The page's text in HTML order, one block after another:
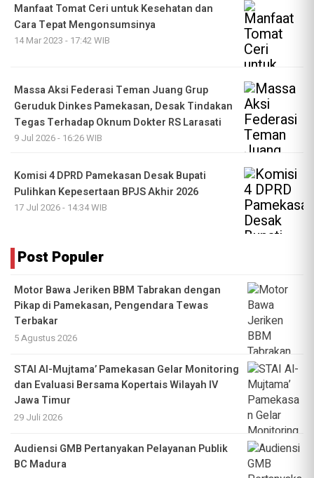
Manfaat Tomat Ceri untuk Kesehatan dan
Cara Tepat Mengonsumsinya
14 Mar 2023 - 17:42 WIB
Massa Aksi Federasi Teman Juang Grup
Geruduk Dinkes Pamekasan, Desak Tindakan
Tegas Terhadap Oknum Dokter RS Larasati
9 Jul 2026 - 16:26 WIB
Komisi 4 DPRD Pamekasan Desak Bupati
Pulihkan Kepesertaan BPJS Akhir 2026
17 Jul 2026 - 14:34 WIB
Post Populer
Motor Bawa Jeriken BBM Tabrakan dengan
Pikap di Pamekasan, Pengendara Tewas
Terbakar
5 Agustus 2026
STAI Al-Mujtama’ Pamekasan Gelar Monitoring
dan Evaluasi Bersama Kopertais Wilayah IV
Jawa Timur
29 Juli 2026
Audiensi GMB Pertanyakan Pelayanan Publik
BC Madura